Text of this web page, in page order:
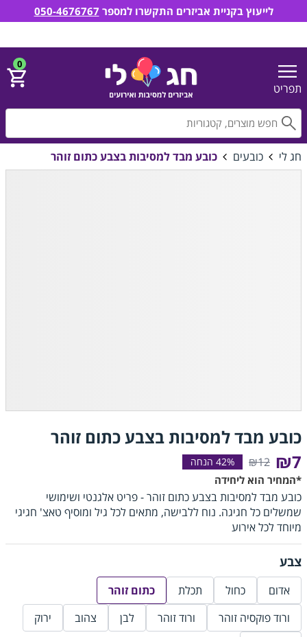
תפריט
0
חג לי כובעים כובע מבד למסיבות בצבע כתום זוהר
כובע מבד למסיבות בצבע כתום זוהר
₪7
₪12
*המחיר הוא ליחידה
כובע מבד למסיבות בצבע כתום זוהר - פריט אלגנטי ושימושי
שמשלים כל חגיגה. נוח ללבישה, מתאים לכל גיל ומוסיף טאצ' חגיגי
מיוחד לכל אירוע
צבע
אדום כחול תכלת
כתום זוהר
ורוד פוקסיה זוהר
ורוד זוהר לבן צהוב
ירוק
לייעוץ בקניית אביזרים התקשרו למספר 050-4676767